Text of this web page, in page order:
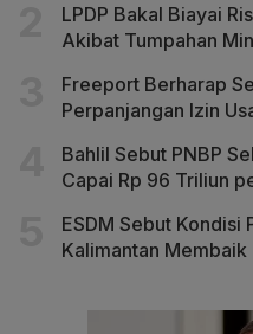
LPDP Bakal Biayai
Akibat Tumpahan
Freeport Berharap
Perpanjangan Izin
Bahlil Sebut PNBP
Capai Rp 96 Triliun
ESDM Sebut Kondisi
Kalimantan Membaik